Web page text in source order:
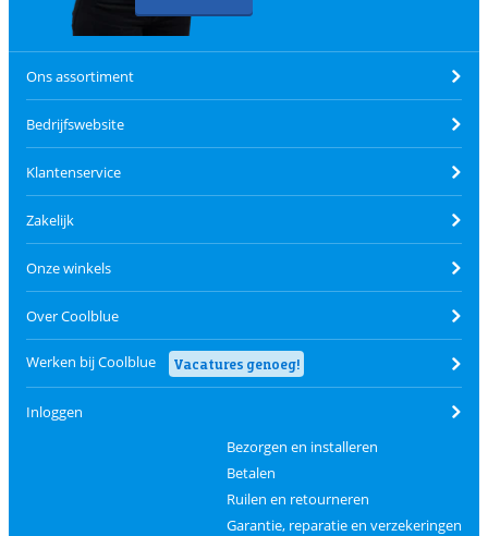
Ons assortiment
Bedrijfswebsite
Klantenservice
Zakelijk
Onze winkels
Over Coolblue
Werken bij Coolblue Vacatures genoeg!
Inloggen
Bezorgen en installeren
Betalen
Ruilen en retourneren
Garantie, reparatie en verzekeringen